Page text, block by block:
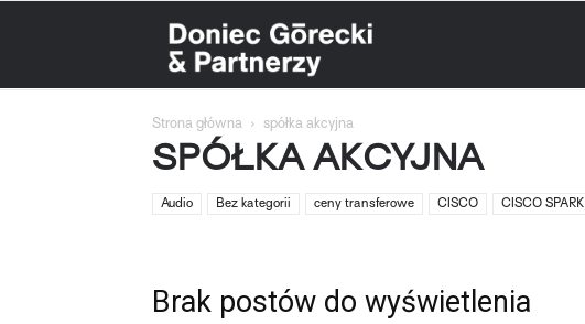
Partnerzy
Strona główna spółka akcyjna
SPÓŁKA AKCYJNA
Audio Bez kategorii ceny transferowe CISCO CISCO SPARK
Brak postów do wyświetlenia